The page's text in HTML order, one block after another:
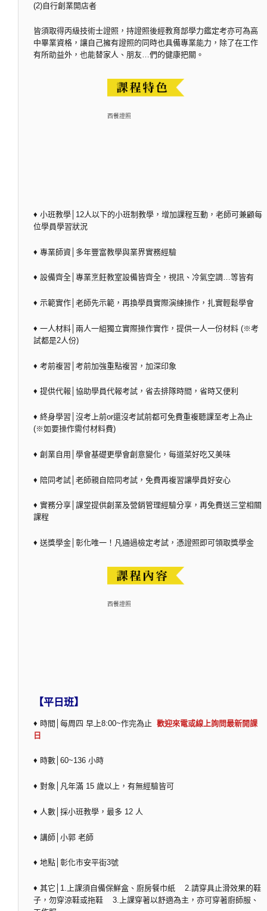
(2)自行創業開店者
皆須取得丙級技術士證照，持證照後經教育部學力鑑定考亦可為高
中畢業資格，讓自己擁有證照的同時也具備專業能力，除了在工作
有所助益外，也能替家人、朋友…們的健康把關。
西餐證照
♦ 小班教學│12人以下的小班制教學，增加課程互動，老師可兼顧每
位學員學習狀況
♦ 專業師資│多年豐富教學與業界實務經驗
♦ 設備齊全│專業烹飪教室設備皆齊全，視訊、冷氣空調…等皆有
♦ 示範實作│老師先示範，再換學員實際演練操作，扎實輕鬆學會
♦ 一人材料│兩人一組獨立實際操作實作，提供一人一份材料 (※考
試都是2人份)
♦ 考前複習│考前加強重點複習，加深印象
♦ 提供代報│協助學員代報考試，省去排隊時間，省時又便利
♦ 終身學習│沒考上前or還沒考試前都可免費重複聽課至考上為止
(※如要操作需付材料費)
♦ 創業自用│學會基礎更學會創意變化，每道菜好吃又美味
♦ 陪同考試│老師親自陪同考試，免費再複習讓學員好安心
♦ 實務分享│課堂提供創業及營銷管理經驗分享，再免費送三堂相關
課程
♦ 送獎學金│彰化唯一！凡通過檢定考試，憑證照即可領取獎學金
西餐證照
【平日班】
♦ 時間│每周四 早上8:00~作完為止 歡迎來電或線上詢問最新開課
日
♦ 時數│60~136 小時
♦ 對象│凡年滿 15 歲以上，有無經驗皆可
♦ 人數│採小班教學，最多 12 人
♦ 講師│小郭 老師
♦ 地點│彰化市安平街3號
♦ 其它│1.上課須自備保鮮盒、廚房餐巾紙 2.請穿具止滑效果的鞋
子，勿穿涼鞋或拖鞋 3.上課穿著以舒適為主，亦可穿著廚師服、